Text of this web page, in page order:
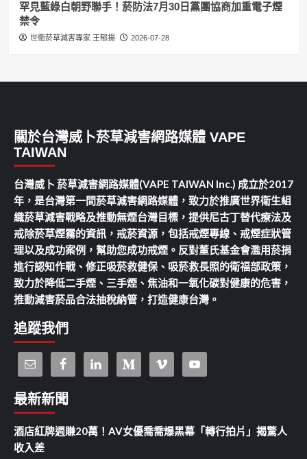
罕見藍綠白朝野聯手！菸防法7月30日黨團協商加重電子煙
禁令
世衛菸草減害專家 王郁揚 2026-07-28
關於台灣威卜菸草減害網路媒體 VAPE
TAIWAN
台灣威卜 菸草減害網路媒體(VAPE TAIWAN Inc.) 成立於2017
年，是台灣第一間菸草減害網路媒體，致力於推廣世界衛生組
織菸草減害戰略及推動無煙台灣目標，提供尼古丁替代療法及
戒除菸草煙霧的資訊，戒菸資源，包括戒煙專線、戒煙症狀管
理以及成功案例，幫助您成功戒煙。反對董氏基金會濫用菸捐
進行認知作戰、修正吸菸救健保、吸菸救長照的衛福部政策，
致力於降低二手煙、三手煙、焦油和一氧化碳對健康的危害，
推動減害菸品合法抽稅納管，打造健康台灣。
追蹤我們
最新新聞
酒店紅牌週賺20萬！AV女優喬喬爆黑幕「轉行拍片」揭驚人
收入差